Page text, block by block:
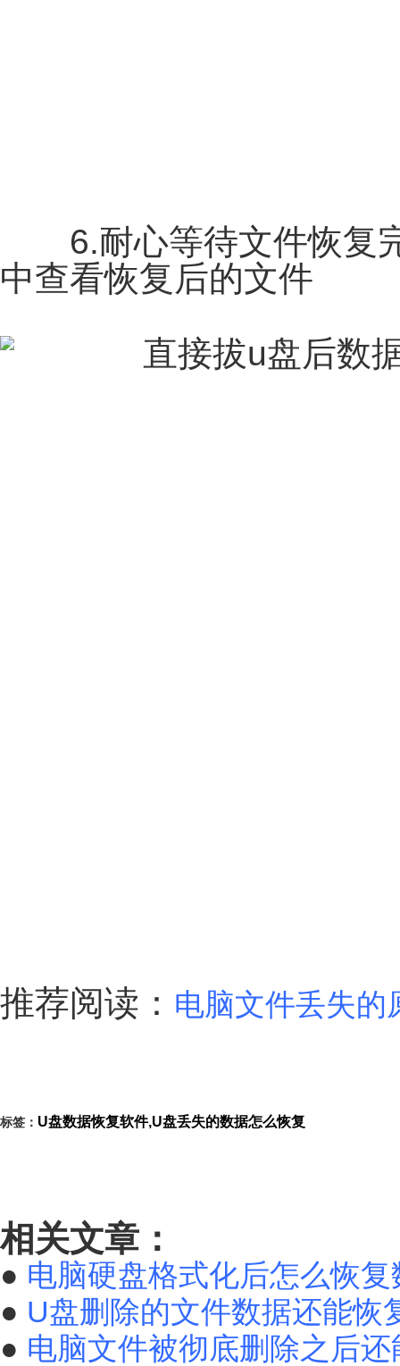
6.耐心等待文件恢复完
中查看恢复后的文件
推荐阅读： 电脑文件丢失的
标签： U盘数据恢复软件,U盘丢失的数据怎么恢复
相关文章：
● 电脑硬盘格式化后怎么恢复
● U盘删除的文件数据还能恢
● 电脑文件被彻底删除之后